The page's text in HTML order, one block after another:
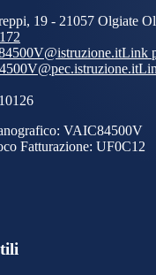
19 - 21057 Olgiate
Link
VAIC84500V
Fatturazione: UF0C12